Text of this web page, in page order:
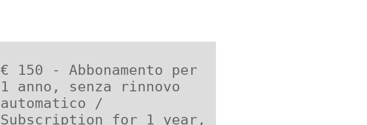
€ 150 - Abbonamento per
1 anno, senza rinnovo
automatico /
Subscription for 1 year,